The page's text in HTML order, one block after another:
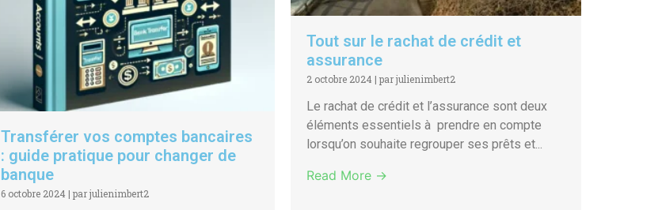
Transférer vos comptes bancaires
: guide pratique pour changer de
banque
6 octobre 2024 | par julienimbert2
Tout sur le rachat de crédit et
assurance
2 octobre 2024 |par julienimbert2
Le rachat de crédit et l’assurance sont deux
éléments essentiels à prendre en compte
lorsqu’on souhaite regrouper ses prêts et...
Read More →